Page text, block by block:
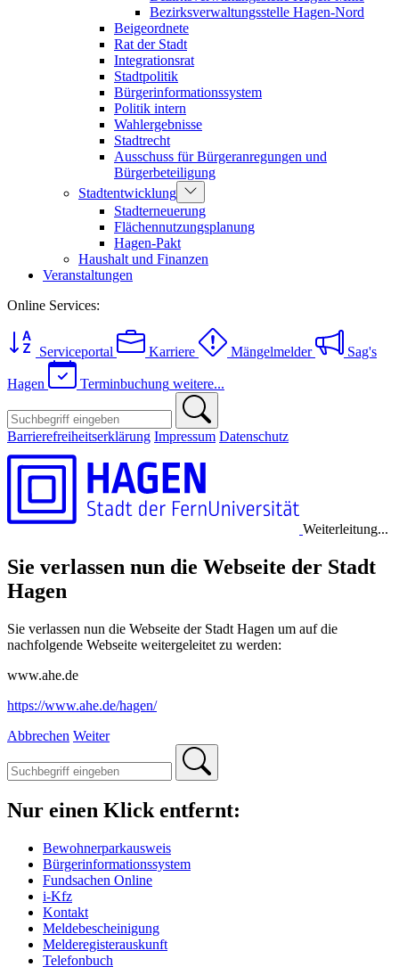
Bezirksverwaltungsstelle Hagen-Nord
Beigeordnete
Rat der Stadt
Integrationsrat
Stadtpolitik
Bürgerinformationssystem
Politik intern
Wahlergebnisse
Stadtrecht
Ausschuss für Bürgeranregungen und
Bürgerbeteiligung
Stadtentwicklung
Stadterneuerung
Flächennutzungsplanung
Hagen-Pakt
Haushalt und Finanzen
Veranstaltungen
Online Services:
Serviceportal Karriere Mängelmelder Sag's
Hagen Terminbuchung weitere...
Barrierefreiheitserklärung Impressum Datenschutz
Weiterleitung...
Sie verlassen nun die Webseite der Stadt
Hagen
Sie verlassen nun die Webseite der Stadt Hagen um auf die
nachfolgende Webseite weitergeleitet zu werden:
www.ahe.de
https://www.ahe.de/hagen/
Abbrechen Weiter
Nur einen Klick entfernt:
Bewohnerparkausweis
Bürgerinformationssystem
Fundsachen Online
i-Kfz
Kontakt
Meldebescheinigung
Melderegisterauskunft
Telefonbuch